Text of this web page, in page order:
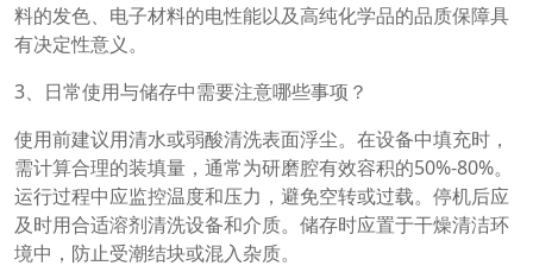
料的发色、电子材料的电性能以及高纯化学品的品质保障具
有决定性意义。
3、日常使用与储存中需要注意哪些事项？
使用前建议用清水或弱酸清洗表面浮尘。在设备中填充时，
需计算合理的装填量，通常为研磨腔有效容积的50%-80%。
运行过程中应监控温度和压力，避免空转或过载。停机后应
及时用合适溶剂清洗设备和介质。储存时应置于干燥清洁环
境中，防止受潮结块或混入杂质。